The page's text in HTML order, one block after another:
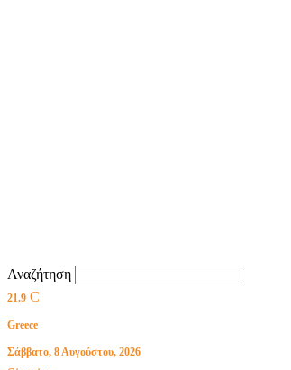
Αναζήτηση
21.9 C
Greece
Σάββατο, 8 Αυγούστου, 2026